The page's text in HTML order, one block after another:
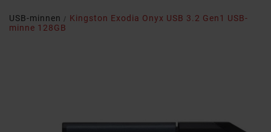
USB-minnen
Kingston Exodia Onyx USB 3.2 Gen1 USB-
minne 128GB